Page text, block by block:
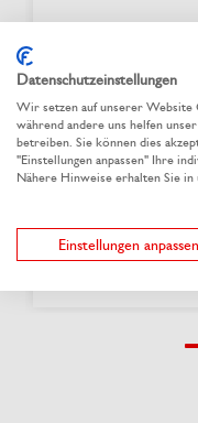
quadratisch
Aus 2 Varianten wählen
lieferbar
Datenschutzeinstellungen
Wir setzen auf unserer Website
während andere uns helfen
betreiben. Sie können dies
"Einstellungen anpassen" Ihre
Nähere Hinweise erhalten Sie in
Einstellungen anpassen